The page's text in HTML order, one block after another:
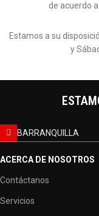
de acuerdo
Estamos a su
y
BARRANQUILLA
ACERCA DE NOSOTROS
Contáctanos
Servicios